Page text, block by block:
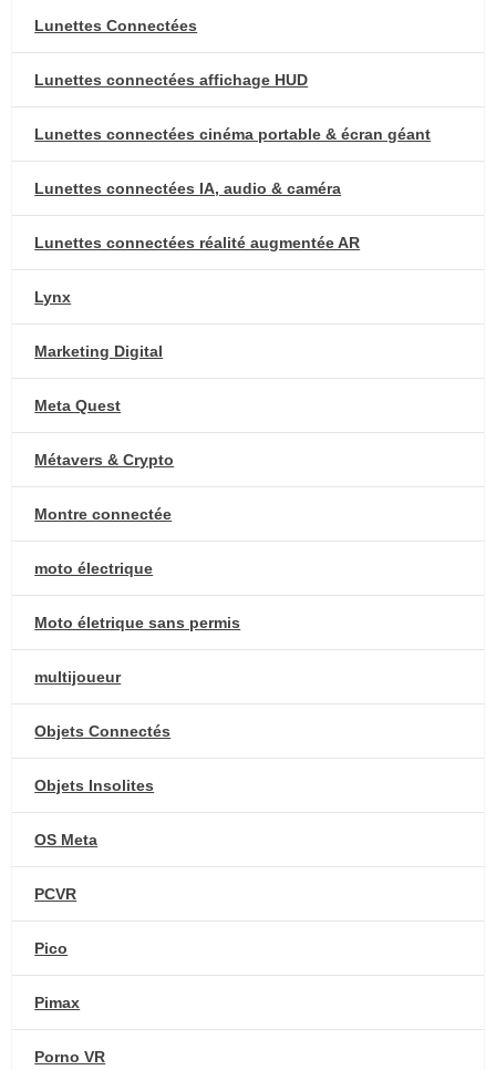
Lunettes Connectées
Lunettes connectées affichage HUD
Lunettes connectées cinéma portable & écran géant
Lunettes connectées IA, audio & caméra
Lunettes connectées réalité augmentée AR
Lynx
Marketing Digital
Meta Quest
Métavers & Crypto
Montre connectée
moto électrique
Moto életrique sans permis
multijoueur
Objets Connectés
Objets Insolites
OS Meta
PCVR
Pico
Pimax
Porno VR